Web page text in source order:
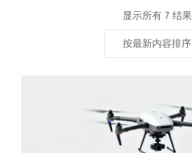
显示所有 7 结果
按最新内容排序